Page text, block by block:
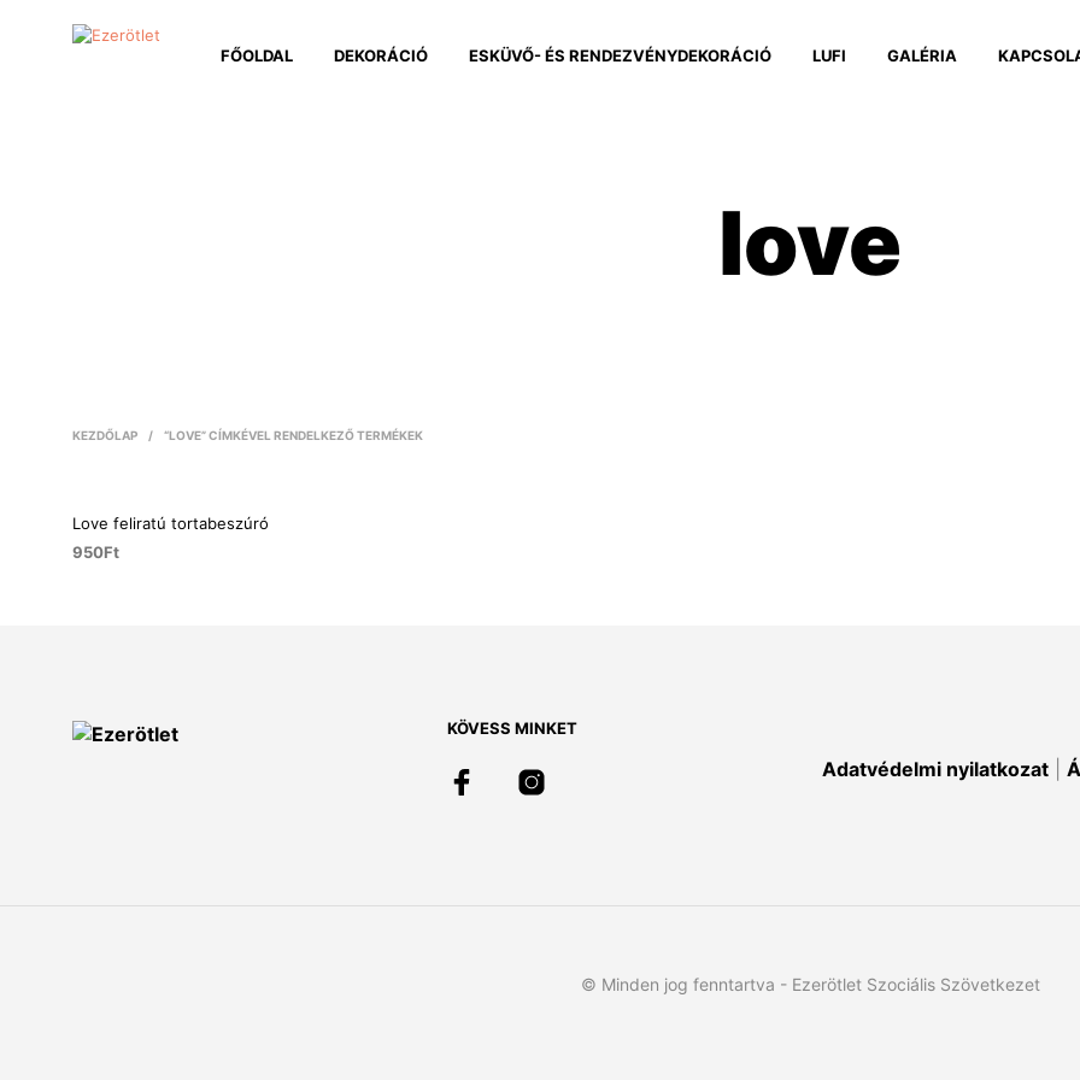
FŐOLDAL DEKORÁCIÓ ESKÜVŐ- ÉS RENDEZVÉNYDEKORÁCIÓ LUFI GALÉRIA
love
KEZDŐLAP / “LOVE” CÍMKÉVEL RENDELKEZŐ TERMÉKEK
Love feliratú tortabeszúró
950Ft
KÖVESS MINKET
Adatvédelmi nyilatkozat
© Minden jog fenntartva - Ezerötlet Szociális Szövetkezet